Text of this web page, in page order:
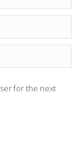
for the next